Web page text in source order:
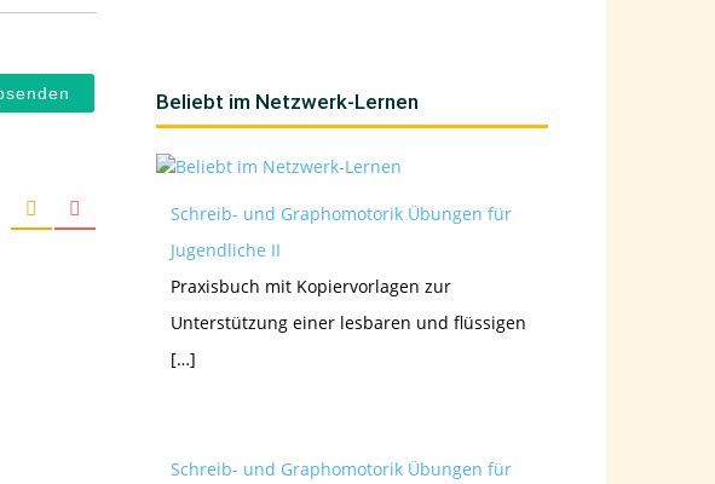
Beliebt im Netzwerk-Lernen
Schreib- und Graphomotorik Übungen für
Jugendliche II
Praxisbuch mit Kopiervorlagen zur
Unterstützung einer lesbaren und flüssigen
[…]
Schreib- und Graphomotorik Übungen für